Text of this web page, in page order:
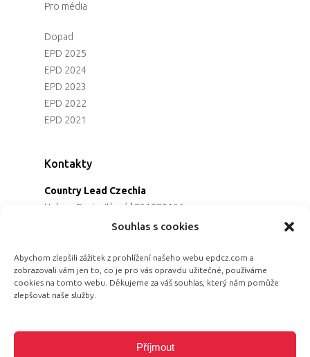
Souhlas s cookies
Abychom zlepšili zážitek z prohlížení našeho webu epdcz.com a
zobrazovali vám jen to, co je pro vás opravdu užitečné, používáme
cookies na tomto webu. Děkujeme za váš souhlas, který nám pomůže
zlepšovat naše služby.
Příjmout
Pro média
Dopad
EPD 2025
EPD 2024
EPD 2023
EPD 2022
EPD 2021
Kontakty
Country Lead Czechia
Helena Dreiseitlová | 731970136
Koordinátorka projektu
Programová ředitelka
Jana Černoušková |607782535
Partnerství & fundraising
730158883